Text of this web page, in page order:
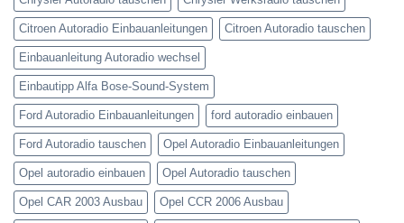
Citroen Autoradio Einbauanleitungen Citroen Autoradio tauschen
Einbauanleitung Autoradio wechsel
Einbautipp Alfa Bose-Sound-System
Ford Autoradio Einbauanleitungen ford autoradio einbauen
Ford Autoradio tauschen Opel Autoradio Einbauanleitungen
Opel autoradio einbauen Opel Autoradio tauschen
Opel CAR 2003 Ausbau Opel CCR 2006 Ausbau